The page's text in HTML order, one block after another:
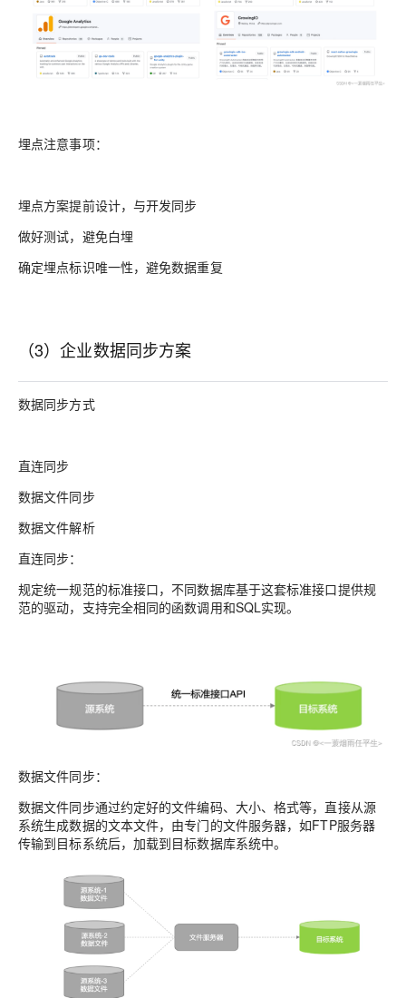
埋点注意事项：
埋点方案提前设计，与开发同步
做好测试，避免白埋
确定埋点标识唯一性，避免数据重复
（3）企业数据同步方案
数据同步方式
直连同步
数据文件同步
数据文件解析
直连同步：
规定统一规范的标准接口，不同数据库基于这套标准接口提供规
范的驱动，支持完全相同的函数调用和SQL实现。
数据文件同步：
数据文件同步通过约定好的文件编码、大小、格式等，直接从源
系统生成数据的文本文件，由专门的文件服务器，如FTP服务器
传输到目标系统后，加载到目标数据库系统中。